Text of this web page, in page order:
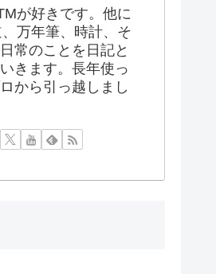
が好きです。他に
万年筆、時計、そ
常のことを日記と
きます。長年使っ
から引っ越しまし